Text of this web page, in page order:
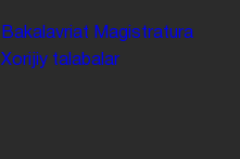
Bakalavriat Magistratura
Xorijiy talabalar